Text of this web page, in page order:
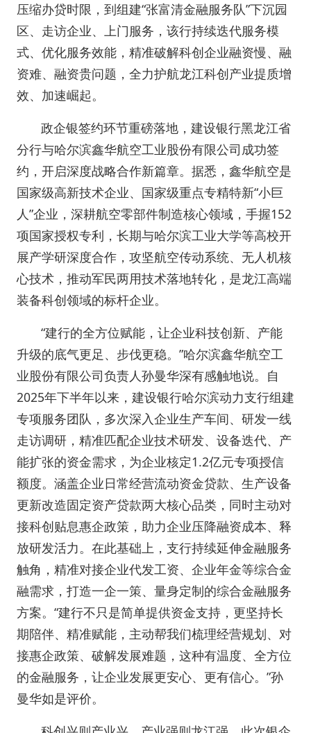
压缩办贷时限，到组建“张富清金融服务队”下沉园
区、走访企业、上门服务，该行持续迭代服务模
式、优化服务效能，精准破解科创企业融资慢、融
资难、融资贵问题，全力护航龙江科创产业提质增
效、加速崛起。
政企银签约环节重磅落地，建设银行黑龙江省
分行与哈尔滨鑫华航空工业股份有限公司成功签
约，开启深度战略合作新篇章。据悉，鑫华航空是
国家级高新技术企业、国家级重点专精特新“小巨
人”企业，深耕航空零部件制造核心领域，手握152
项国家授权专利，长期与哈尔滨工业大学等高校开
展产学研深度合作，攻坚航空传动系统、无人机核
心技术，推动军民两用技术落地转化，是龙江高端
装备科创领域的标杆企业。
“建行的全方位赋能，让企业科技创新、产能
升级的底气更足、步伐更稳。”哈尔滨鑫华航空工
业股份有限公司负责人孙曼华深有感触地说。自
2025年下半年以来，建设银行哈尔滨动力支行组建
专项服务团队，多次深入企业生产车间、研发一线
走访调研，精准匹配企业技术研发、设备迭代、产
能扩张的资金需求，为企业核定1.2亿元专项授信
额度。涵盖企业日常经营流动资金贷款、生产设备
更新改造固定资产贷款两大核心品类，同时主动对
接科创贴息惠企政策，助力企业压降融资成本、释
放研发活力。在此基础上，支行持续延伸金融服务
触角，精准对接企业代发工资、企业年金等综合金
融需求，打造一企一策、量身定制的综合金融服务
方案。“建行不只是简单提供资金支持，更坚持长
期陪伴、精准赋能，主动帮我们梳理经营规划、对
接惠企政策、破解发展难题，这种有温度、全方位
的金融服务，让企业发展更安心、更有信心。”孙
曼华如是评价。